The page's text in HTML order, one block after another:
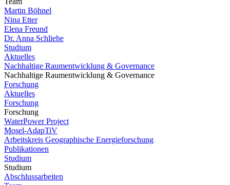
Martin Böhnel
Nina Etter
Elena Freund
Dr. Anna Schliehe
Studium
Aktuelles
Nachhaltige Raumentwicklung & Governance
Nachhaltige Raumentwicklung & Governance
Forschung
Aktuelles
Forschung
Forschung
WaterPower Project
Mosel-AdapTiV
Arbeitskreis Geographische Energieforschung
Publikationen
Studium
Studium
Abschlussarbeiten